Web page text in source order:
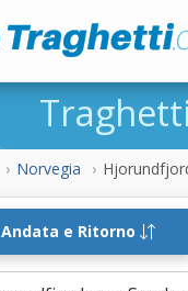
Traghetti
Norvegia
Andata e Ritorno